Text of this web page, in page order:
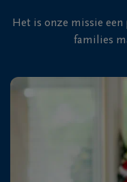
Het is onze missie
families